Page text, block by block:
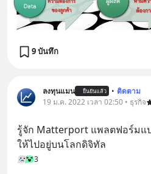
9 บันทึก
ลงทุนแมน ยืนยันแล้ว • ติดตาม
19 ม.ค. 2022 เวลา 02:50 • ธุรกิจ
รู้จัก Matterport แพลตฟอร์มแ
ให้ไปอยู่บนโลกดิจิทัล
3